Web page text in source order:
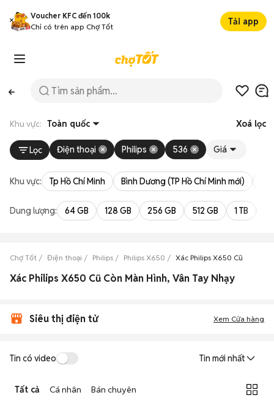
Voucher KFC đến 100k
Chỉ có trên app Chợ Tốt
Tải app
Khu vực: Toàn quốc Xoá lọc
Lọc Điện thoại Philips 536 Giá
Khu vực: Tp Hồ Chí Minh Bình Dương (TP Hồ Chí Minh mới)
Dung lượng: 64 GB 128 GB 256 GB 512 GB 1 TB
Chợ Tốt Điện thoại Philips Philips X650 Xác Philips X650 Cũ
Xác Philips X650 Cũ Còn Màn Hình, Vân Tay Nhạy
Siêu thị điện tử Xem Cửa hàng
Tin có video Tin mới nhất
Tất cả Cá nhân Bán chuyên